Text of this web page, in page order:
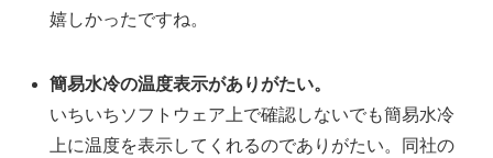
嬉しかったですね。
簡易水冷の温度表示がありがたい。
いちいちソフトウェア上で確認しないでも簡易水冷
上に温度を表示してくれるのでありがたい。同社の